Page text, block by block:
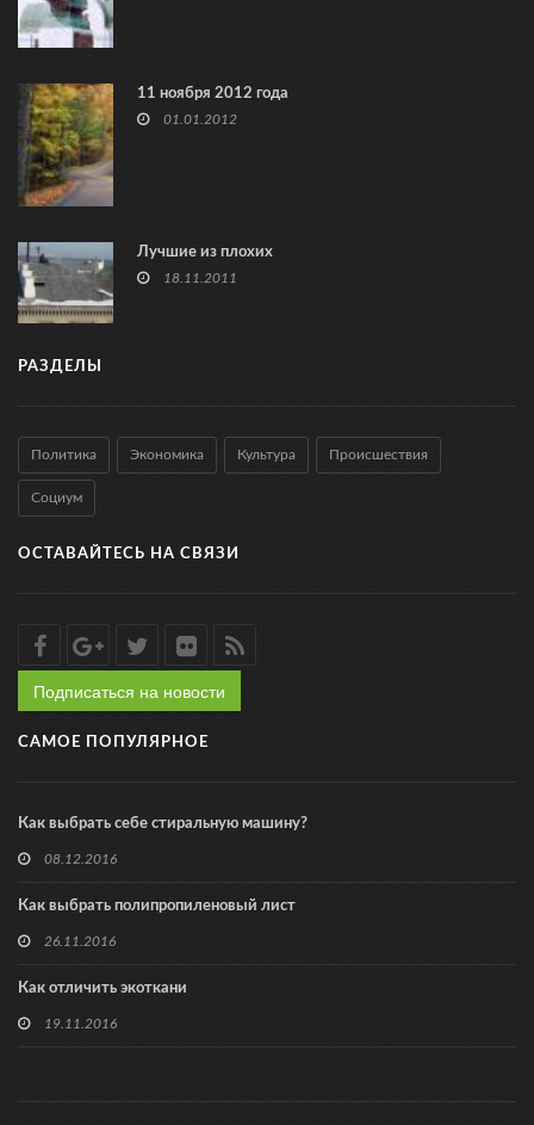
11 ноября 2012 года
01.01.2012
Лучшие из плохих
18.11.2011
РАЗДЕЛЫ
Политика Экономика Культура Происшествия
Социум
ОСТАВАЙТЕСЬ НА СВЯЗИ
Подписаться на новости
САМОЕ ПОПУЛЯРНОЕ
Как выбрать себе стиральную машину?
08.12.2016
Как выбрать полипропиленовый лист
26.11.2016
Как отличить экоткани
19.11.2016